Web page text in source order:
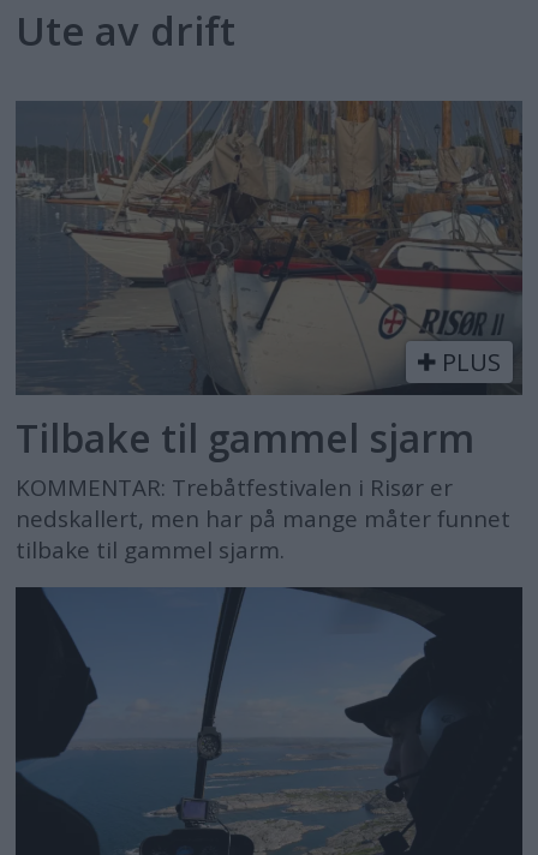
Ute av drift
PLUS
Tilbake til gammel sjarm
KOMMENTAR: Trebåtfestivalen i Risør er
nedskallert, men har på mange måter funnet
tilbake til gammel sjarm.